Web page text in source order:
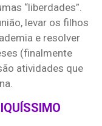
“liberdades”.
levar os filhos
e resolver
(finalmente
atividades que